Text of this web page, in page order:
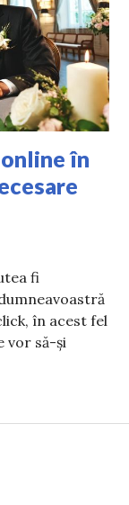
în
fi
în acest fel
vor să-și
online în